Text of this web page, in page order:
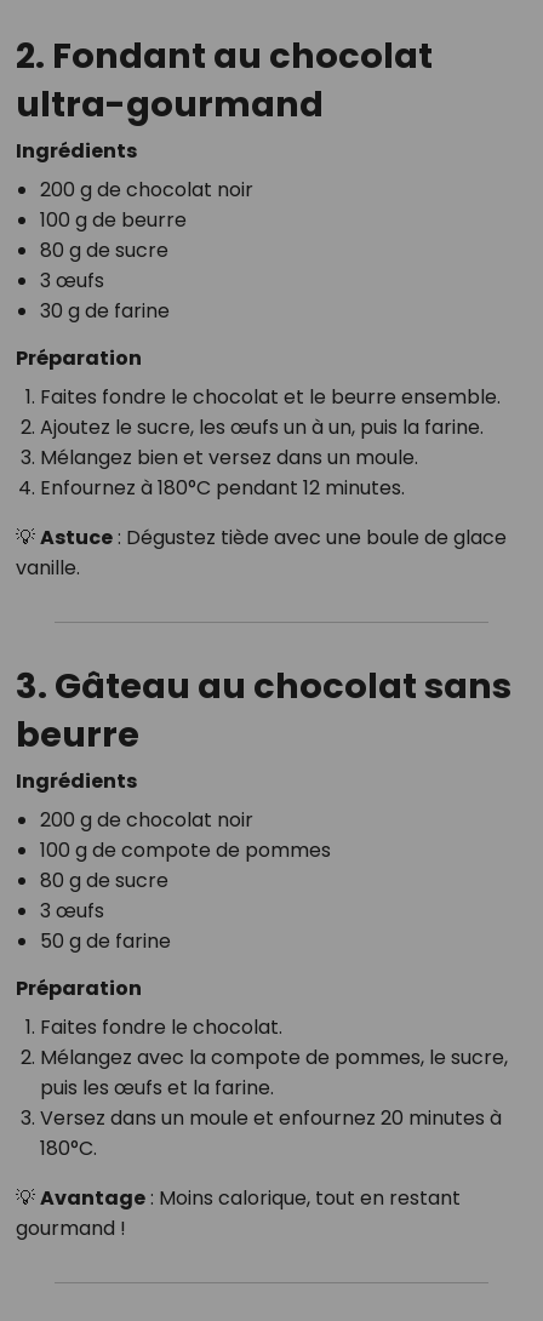
2. Fondant au chocolat
ultra-gourmand
Ingrédients
200 g de chocolat noir
100 g de beurre
80 g de sucre
3 œufs
30 g de farine
Préparation
Faites fondre le chocolat et le beurre ensemble.
Ajoutez le sucre, les œufs un à un, puis la farine.
Mélangez bien et versez dans un moule.
Enfournez à 180°C pendant 12 minutes.
💡Astuce: Dégustez tiède avec une boule de glace
vanille.
3. Gâteau au chocolat sans
beurre
Ingrédients
200 g de chocolat noir
100 g de compote de pommes
80 g de sucre
3 œufs
50 g de farine
Préparation
Faites fondre le chocolat.
Mélangez avec la compote de pommes, le sucre,
puis les œufs et la farine.
Versez dans un moule et enfournez 20 minutes à
180°C.
💡Avantage: Moins calorique, tout en restant
gourmand !